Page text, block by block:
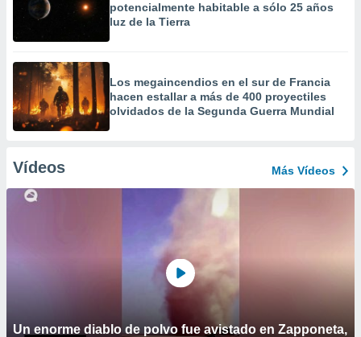
potencialmente habitable a sólo 25 años
luz de la Tierra
Los megaincendios en el sur de Francia
hacen estallar a más de 400 proyectiles
olvidados de la Segunda Guerra Mundial
Vídeos Más Vídeos
Un enorme diablo de polvo fue avistado en Zapponeta,